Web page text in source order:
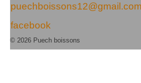
puechboissons12@gmail.com
facebook
© 2026 Puech boissons